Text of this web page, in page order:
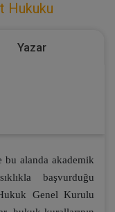
Hukuku
Yazar
bu alanda akademik
başvurduğu
Genel Kurulu